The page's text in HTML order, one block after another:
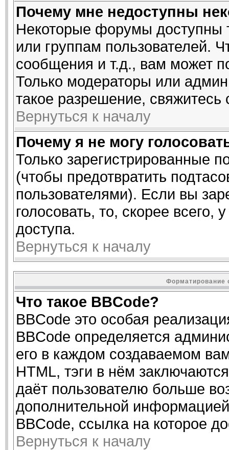
Почему мне недоступны
Некоторые форумы доступны
или группам пользователей.
сообщения и т.д., вам может
Только модераторы или
такое разрешение, свяжитесь
Вернуться к началу
Почему я не могу
Только зарегистрированные
(чтобы предотвратить
пользователями). Если вы
голосовать, то, скорее
доступа.
Вернуться к началу
Форматирование
Что такое BBCode?
BBCode это особая
BBCode определяется
его в каждом создаваемом
HTML, тэги в нём
даёт пользователю больше
дополнительной
BBCode, ссылка на которое
Вернуться к началу